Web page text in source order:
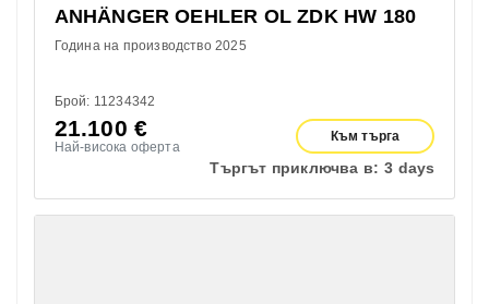
ANHÄNGER OEHLER OL ZDK HW 180
Година на производство 2025
Брой: 11234342
21.100 €
Най-висока оферта
Към търга
Търгът приключва в: 3 days